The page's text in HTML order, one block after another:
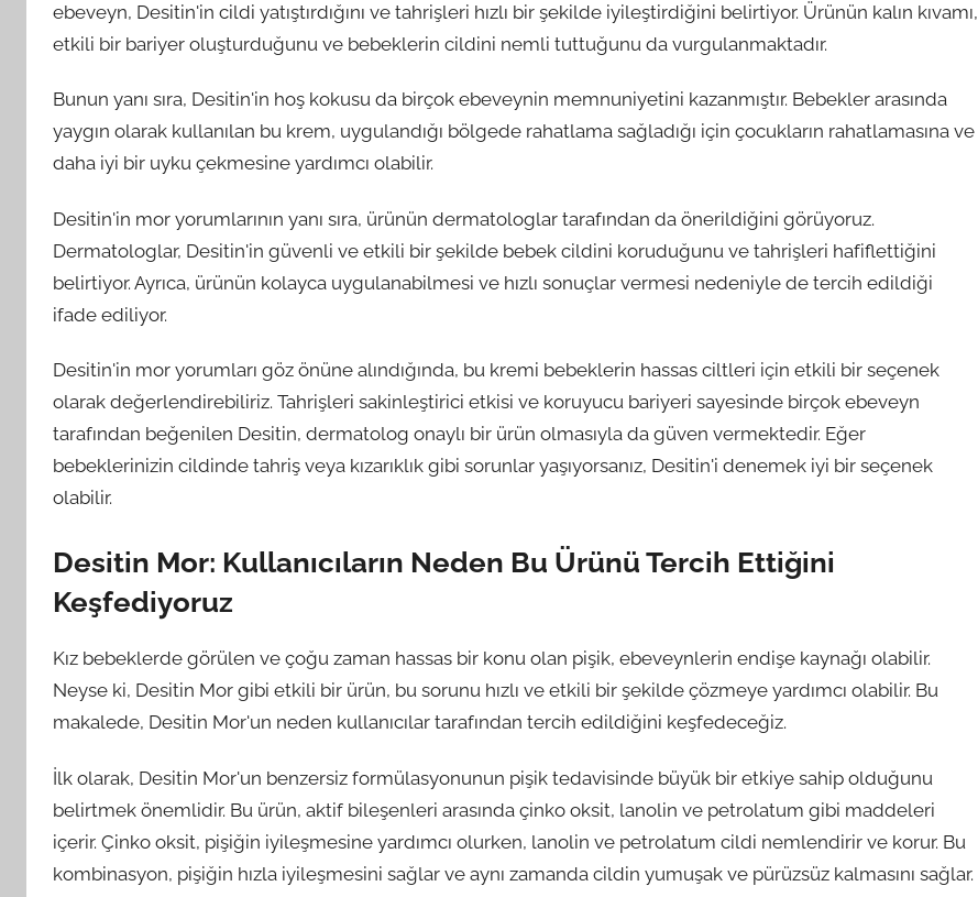
ebeveyn, Desitin'in cildi yatıştırdığını ve tahrişleri hızlı bir şekilde iyileştirdiğini belirtiyor. Ürünün kalın kıvamı,
etkili bir bariyer oluşturduğunu ve bebeklerin cildini nemli tuttuğunu da vurgulanmaktadır.
Bunun yanı sıra, Desitin'in hoş kokusu da birçok ebeveynin memnuniyetini kazanmıştır. Bebekler arasında
yaygın olarak kullanılan bu krem, uygulandığı bölgede rahatlama sağladığı için çocukların rahatlamasına ve
daha iyi bir uyku çekmesine yardımcı olabilir.
Desitin'in mor yorumlarının yanı sıra, ürünün dermatologlar tarafından da önerildiğini görüyoruz.
Dermatologlar, Desitin'in güvenli ve etkili bir şekilde bebek cildini koruduğunu ve tahrişleri hafiflettiğini
belirtiyor. Ayrıca, ürünün kolayca uygulanabilmesi ve hızlı sonuçlar vermesi nedeniyle de tercih edildiği
ifade ediliyor.
Desitin'in mor yorumları göz önüne alındığında, bu kremi bebeklerin hassas ciltleri için etkili bir seçenek
olarak değerlendirebiliriz. Tahrişleri sakinleştirici etkisi ve koruyucu bariyeri sayesinde birçok ebeveyn
tarafından beğenilen Desitin, dermatolog onaylı bir ürün olmasıyla da güven vermektedir. Eğer
bebeklerinizin cildinde tahriş veya kızarıklık gibi sorunlar yaşıyorsanız, Desitin'i denemek iyi bir seçenek
olabilir.
Desitin Mor: Kullanıcıların Neden Bu Ürünü Tercih Ettiğini
Keşfediyoruz
Kız bebeklerde görülen ve çoğu zaman hassas bir konu olan pişik, ebeveynlerin endişe kaynağı olabilir.
Neyse ki, Desitin Mor gibi etkili bir ürün, bu sorunu hızlı ve etkili bir şekilde çözmeye yardımcı olabilir. Bu
makalede, Desitin Mor'un neden kullanıcılar tarafından tercih edildiğini keşfedeceğiz.
İlk olarak, Desitin Mor'un benzersiz formülasyonunun pişik tedavisinde büyük bir etkiye sahip olduğunu
belirtmek önemlidir. Bu ürün, aktif bileşenleri arasında çinko oksit, lanolin ve petrolatum gibi maddeleri
içerir. Çinko oksit, pişiğin iyileşmesine yardımcı olurken, lanolin ve petrolatum cildi nemlendirir ve korur. Bu
kombinasyon, pişiğin hızla iyileşmesini sağlar ve aynı zamanda cildin yumuşak ve pürüzsüz kalmasını sağlar.